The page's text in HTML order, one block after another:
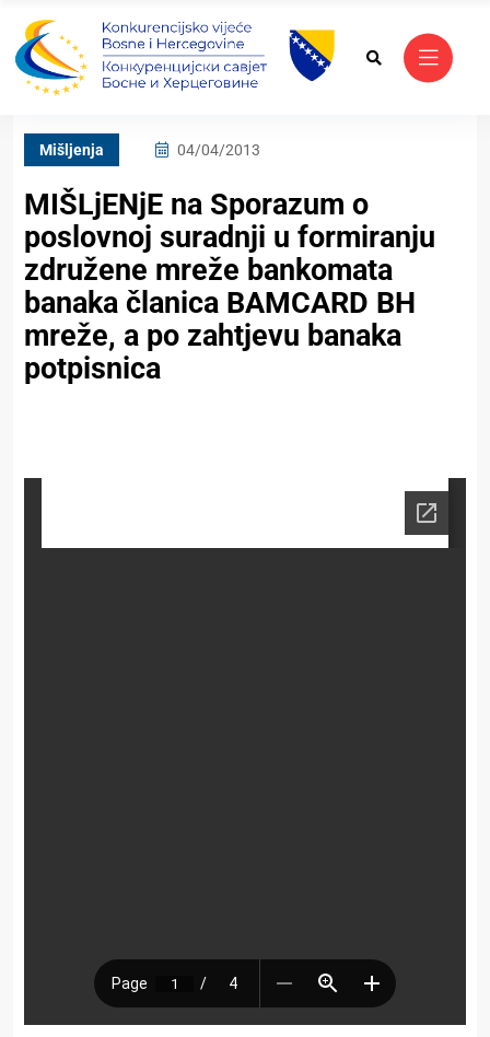
Mišljenja 04/04/2013
MIŠLjENjE na Sporazum o
poslovnoj suradnji u formiranju
združene mreže bankomata
banaka članica BAMCARD BH
mreže, a po zahtjevu banaka
potpisnica